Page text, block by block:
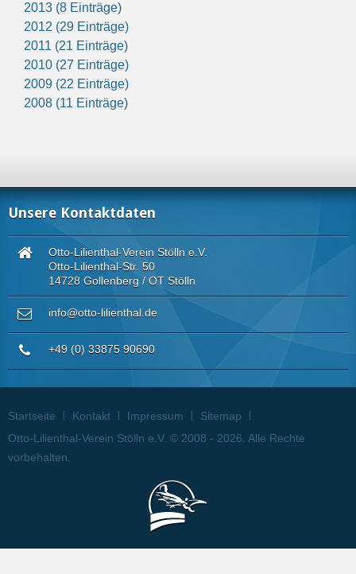
2013 (8 Einträge)
2012 (29 Einträge)
2011 (21 Einträge)
2010 (27 Einträge)
2009 (22 Einträge)
2008 (11 Einträge)
Unsere Kontaktdaten
Otto-Lilienthal-Verein Stölln e.V.
Otto-Lilienthal-Str. 50
14728 Gollenberg / OT Stölln
info@otto-lilienthal.de
+49 (0) 33875 90690
Startseite Kontakt Impressum
Sitemap
Otto-Lilienthal-Verein Stölln e.V. © 2008 - 2026. Alle Rechte
vorbehalten.